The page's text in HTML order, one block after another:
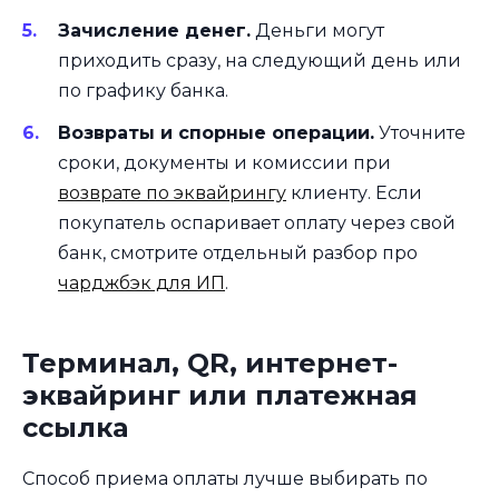
Зачисление денег. Деньги могут
приходить сразу, на следующий день или
по графику банка.
Возвраты и спорные операции. Уточните
сроки, документы и комиссии при
возврате по эквайрингу клиенту. Если
покупатель оспаривает оплату через свой
банк, смотрите отдельный разбор про
чарджбэк для ИП .
Терминал, QR, интернет-
эквайринг или платежная
ссылка
Способ приема оплаты лучше выбирать по